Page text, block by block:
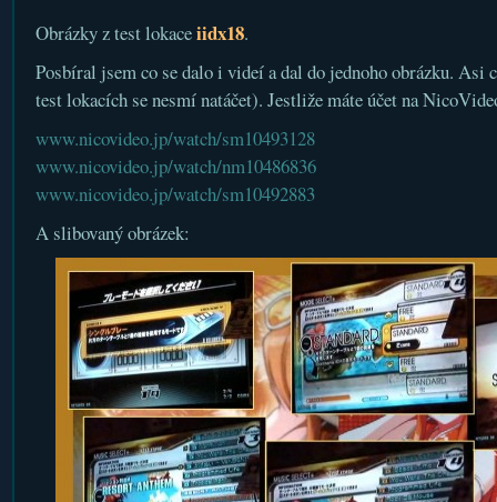
Obrázky z test lokaceiidx18.
Posbíral jsem co se dalo i videí a dal do jednoho obrázku. Asi
test lokacích se nesmí natáčet). Jestliže máte účet na
www.nicovideo.jp/watch/sm10493128
www.nicovideo.jp/watch/nm10486836
www.nicovideo.jp/watch/sm10492883
A slibovaný obrázek: